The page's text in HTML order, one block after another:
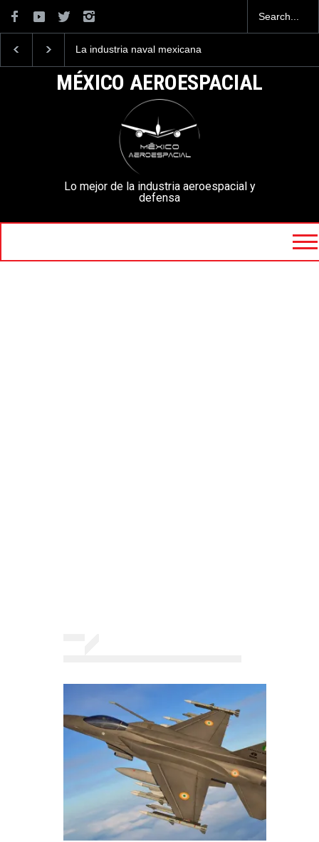
La industria naval mexicana
la Armada de México
mexicanos cuesta 2.9
millones de dólares
MÉXICO AEROESPACIAL
Lo mejor de la industria aeroespacial y
defensa